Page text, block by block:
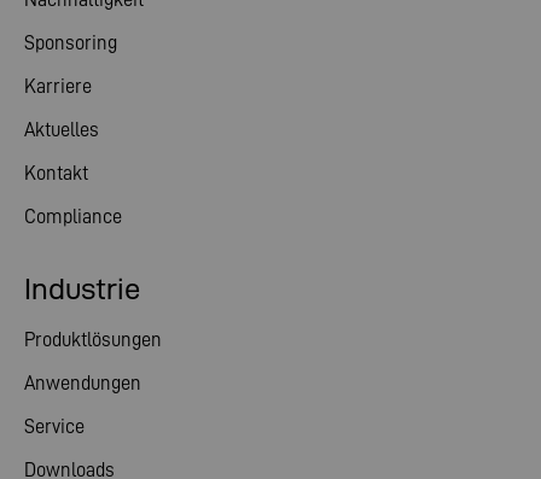
Sponsoring
Karriere
Aktuelles
Kontakt
Compliance
Industrie
Produktlösungen
Anwendungen
Service
Downloads